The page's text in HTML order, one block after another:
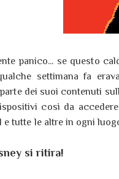
panico... se questo
settimana fa
dei suoi contenuti
così da
e tutte le altre in ogni
si ritira!